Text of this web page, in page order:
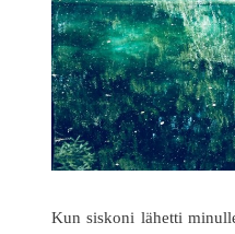
Kun siskoni lähetti